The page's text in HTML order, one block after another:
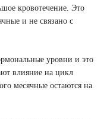
кровотечение. Это
и не связано с
уровни и это
влияние на цикл
месячные остаются на